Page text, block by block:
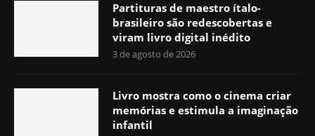
Partituras de maestro ítalo-
brasileiro são redescobertas e
viram livro digital inédito
3 de agosto de 2026
Livro mostra como o cinema criar
memórias e estimula a imaginação
infantil